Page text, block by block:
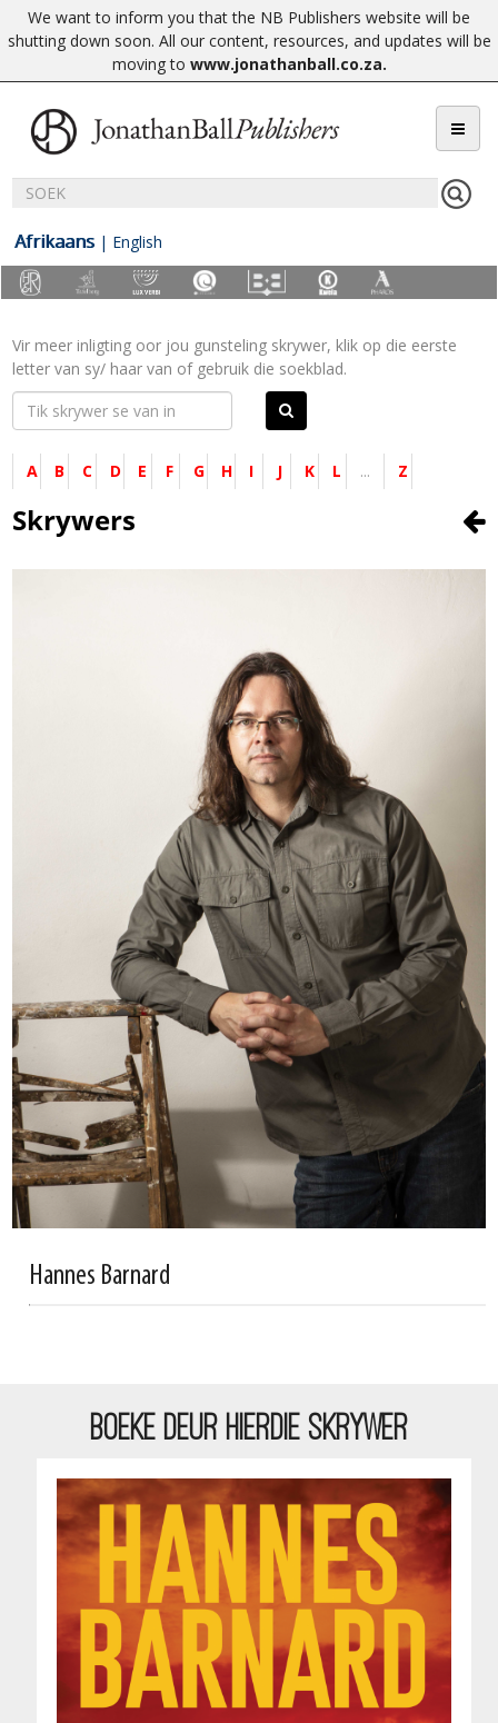
We want to inform you that the NB Publishers website will be
shutting down soon. All our content, resources, and updates will be
moving to www.jonathanball.co.za.
Afrikaans | English
Vir meer inligting oor jou gunsteling skrywer, klik op die eerste
letter van sy/ haar van of gebruik die soekblad.
A B C D E F G H I J K L ... Z
Skrywers
Hannes Barnard
BOEKE DEUR HIERDIE SKRYWER